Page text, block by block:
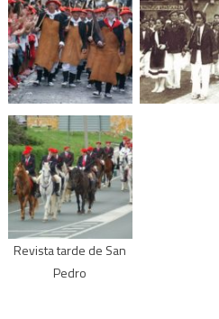
Revista tarde de San
Pedro